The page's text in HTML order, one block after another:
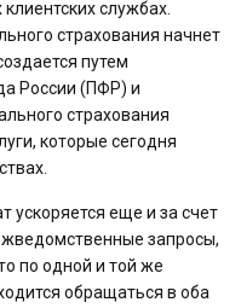
службах.
страхования начнет
путем
России (ПФР) и
страхования
которые сегодня
еще и за счет
запросы,
по одной и той же
обращаться в оба